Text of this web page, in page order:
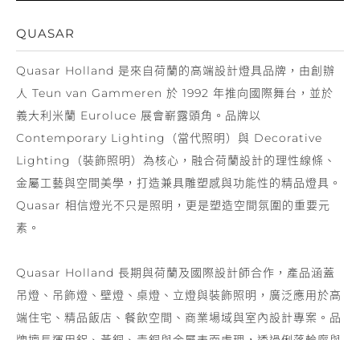
QUASAR
Quasar Holland 是來自荷蘭的高端設計燈具品牌，由創辦
人 Teun van Gammeren 於 1992 年推向國際舞台，並於
義大利米蘭 Euroluce 展會嶄露頭角。品牌以
Contemporary Lighting（當代照明）與 Decorative
Lighting（裝飾照明）為核心，融合荷蘭設計的理性線條、
金屬工藝與空間美學，打造兼具雕塑感與功能性的精品燈具。
Quasar 相信燈光不只是照明，更是塑造空間氛圍的重要元
素。
Quasar Holland 長期與荷蘭及國際設計師合作，產品涵蓋
吊燈、吊飾燈、壁燈、桌燈、立燈與裝飾照明，廣泛應用於高
端住宅、精品飯店、餐飲空間、商業場域與室內設計專案。品